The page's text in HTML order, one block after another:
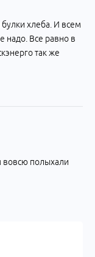
булки хлеба. И всем
надо. Все равно в
так же
вовсю полыхали